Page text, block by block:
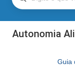
Autonomia
Guia